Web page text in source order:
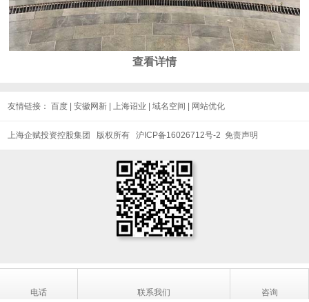
查看详情
友情链接：百度 |安徽网新 | 上海诏业 |域名空间 | 网站优化
上海企赋投资控股集团 版权所有沪ICP备16026712号-2 免责声明
电话 联系我们 咨询